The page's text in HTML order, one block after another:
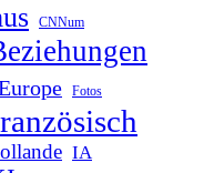
CNNum
Fotos
IA